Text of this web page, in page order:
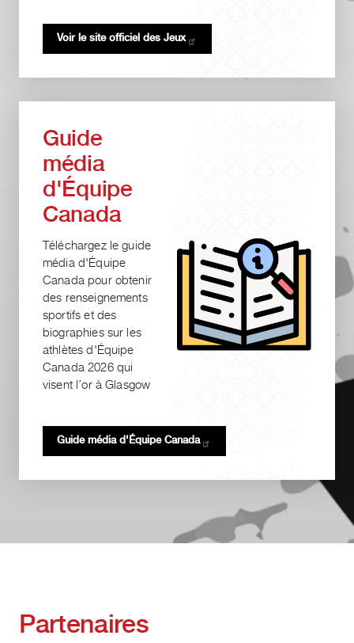
Voir le site officiel desJeux
Guide
média
d'Équipe
Canada
Téléchargez le guide
média d'Équipe
Canada pour obtenir
des renseignements
sportifs et des
biographies sur les
athlètes d'Équipe
Canada 2026 qui
visent l’or à Glasgow
Guide média d'ÉquipeCanada
Partenaires